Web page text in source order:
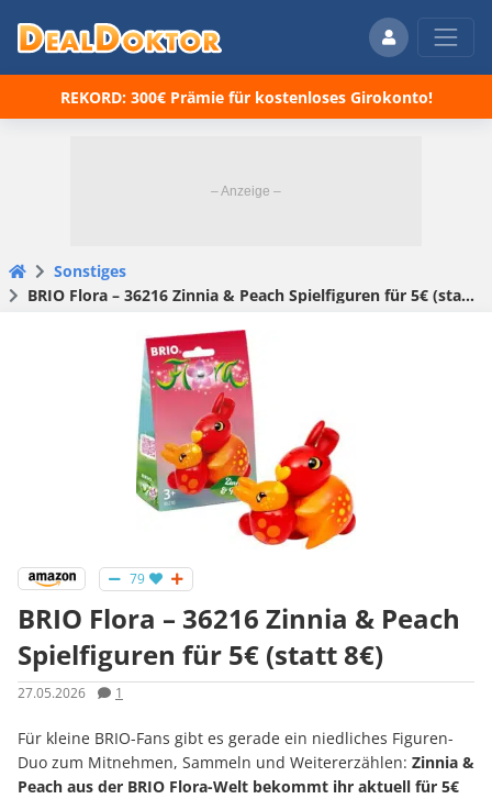
REKORD: 300€ Prämie für kostenloses Girokonto!
Sonstiges
BRIO Flora – 36216 Zinnia & Peach Spielfiguren für 5€ (statt 8€)
79
BRIO Flora – 36216 Zinnia & Peach
Spielfiguren für 5€ (statt 8€)
27.05.2026 1
Für kleine BRIO-Fans gibt es gerade ein niedliches Figuren-
Duo zum Mitnehmen, Sammeln und Weitererzählen: Zinnia &
Peach aus der BRIO Flora-Welt bekommt ihr aktuell für 5€